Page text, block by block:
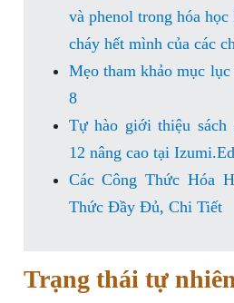
và phenol trong hóa
cháy hết mình của các
Mẹo tham khảo mục
8
Tự hào giới thiệu sách
12 nâng cao tại
Các Công Thức Hóa
Thức Đầy Đủ, Chi Tiết
Trạng thái tự